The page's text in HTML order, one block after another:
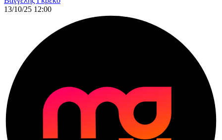
13/10/25 12:00